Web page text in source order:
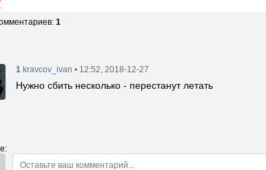
: 1
1 kravcov_ivan • 12:52, 2018-12-27
Нужно сбить несколько - перестанут летать